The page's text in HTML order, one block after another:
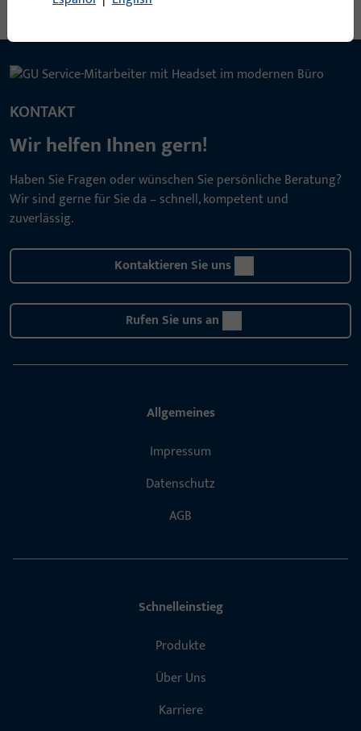
KONTAKT
Wir helfen Ihnen gern!
Haben Sie Fragen oder wünschen Sie persönliche Beratung?
Wir sind gerne für Sie da – schnell, kompetent und
zuverlässig.
Kontaktieren Sie uns
Rufen Sie uns an
Allgemeines
Impressum
Datenschutz
AGB
Schnelleinstieg
Produkte
Über Uns
Karriere